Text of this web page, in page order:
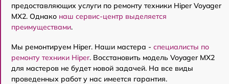
предоставляющих услуги по ремонту техники Hiper Voyager
MX2. Однако наш сервис-центр выделяется
преимуществами.
Мы ремонтируем Hiper. Наши мастера - специалисты по
ремонту техники Hiper. Восстановить модель Voyager MX2
для мастеров не будет новой задачей. На все виды
проведенных работ у нас имеется гарантия.